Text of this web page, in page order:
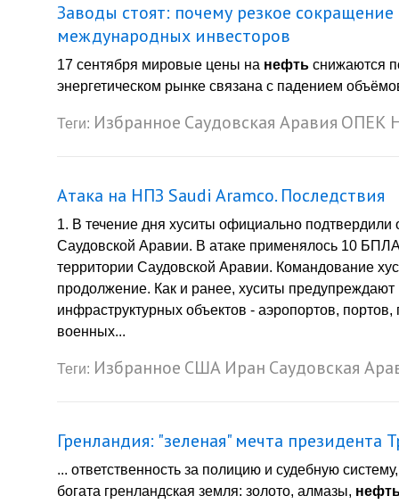
Заводы стоят: почему резкое
международных инвесторов
17 сентября мировые цены на нефть снижаются
энергетическом рынке связана с падением
Теги: Избранное Саудовская Аравия ОПЕК
Атака на НПЗ Saudi Aramco. Последствия
1. В течение дня хуситы официально
Саудовской Аравии. В атаке применялось 10
территории Саудовской Аравии. Командование
продолжение. Как и ранее, хуситы
инфраструктурных объектов - аэропортов,
военных...
Теги: Избранное США Иран Саудовская
Гренландия: "зеленая" мечта президента
... ответственность за полицию и судебную
богата гренландская земля: золото, алмазы,